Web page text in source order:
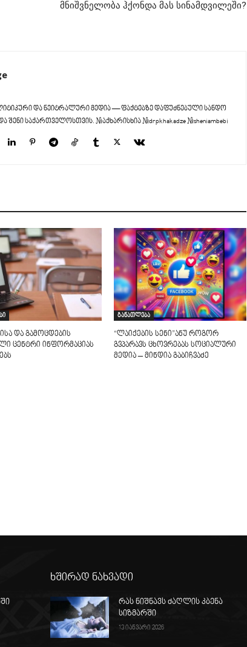
მნიშვნელობა ჰქონდა მას სინამდვილეში?
და ნეიტრალური მედია — ფაქტებზე დაფუძნებული სანდო
შენი საქართველოსთვის. #აქხარისხია #drpkhakadze #sheniambebi
და გამოცდების
ცენტრი ინფორმაციას
განათლება
“ლაიქების სენი”ანუ როგორ
გვპარავს ცხოვრებას სოციალური
მედია – მინდია გაბიჩვაძე
ხშირად ნახვადი
რას ნიშნავს ძაღლის კბენა
სიზმარში
13 იანვარი 2026